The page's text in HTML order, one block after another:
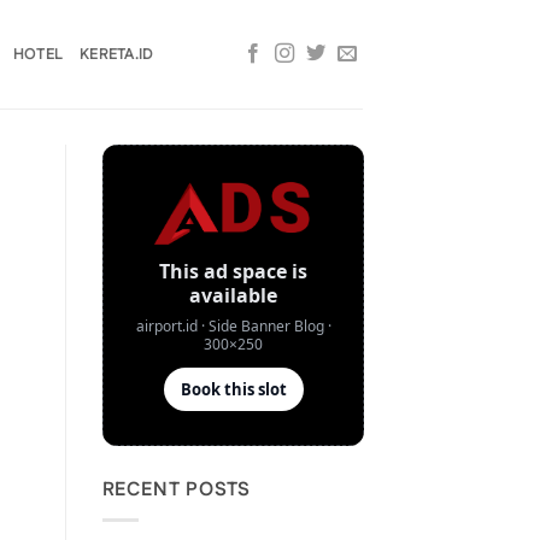
HOTEL KERETA.ID
RECENT POSTS